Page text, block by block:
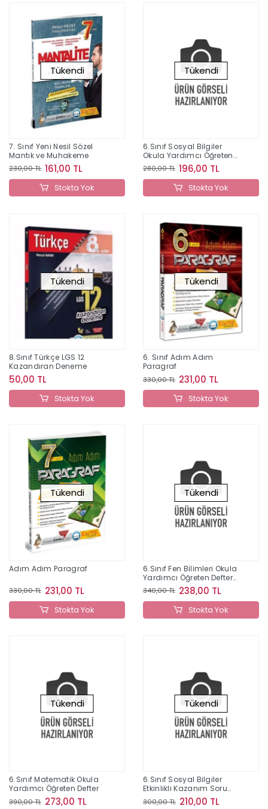
Tükendi
7. Sınıf Yeni Nesil Sözel
Mantık ve Muhakeme
230,00 TL 161,00 TL
Stokta Yok
Tükendi
6.Sınıf Sosyal Bilgiler
Okula Yardımcı Öğreten
Defter 2022
280,00 TL 196,00 TL
Stokta Yok
Tükendi
8.Sınıf Türkçe LGS 12
Kazandıran Deneme
50,00 TL
Stokta Yok
Tükendi
6. Sınıf Adım Adım
Paragraf
330,00 TL 231,00 TL
Stokta Yok
Tükendi
Adım Adım Paragraf
330,00 TL 231,00 TL
Stokta Yok
Tükendi
6.Sınıf Fen Bilimleri Okula
Yardımcı Öğreten Defter
2022
340,00 TL 238,00 TL
Stokta Yok
Tükendi
6.Sınıf Matematik Okula
Yardımcı Öğreten Defter
390,00 TL 273,00 TL
Tükendi
6.Sınıf Sosyal Bilgiler
Etkinlikli Kazanım Soru
Bankası
300,00 TL 210,00 TL